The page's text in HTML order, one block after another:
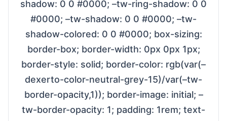
shadow: 0 0 #0000; –tw-ring-shadow: 0 0
#0000; –tw-shadow: 0 0 #0000; –tw-
shadow-colored: 0 0 #0000; box-sizing:
border-box; border-width: 0px 0px 1px;
border-style: solid; border-color: rgb(var(–
dexerto-color-neutral-grey-15)/var(–tw-
border-opacity,1)); border-image: initial; –
tw-border-opacity: 1; padding: 1rem; text-